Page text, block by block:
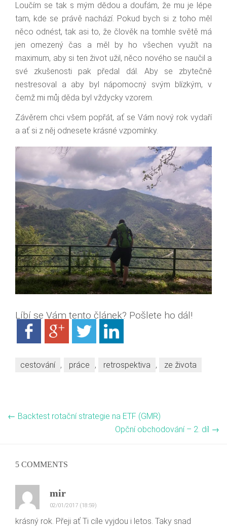
Loučím se tak s mým dědou a doufám, že mu je lépe
tam, kde se právě nachází. Pokud bych si z toho měl
něco odnést, tak asi to, že člověk na tomhle světě má
jen omezený čas a měl by ho všechen využít na
maximum, aby si ten život užil, něco nového se naučil a
své zkušenosti pak předal dál. Aby se zbytečně
nestresoval a aby byl nápomocný svým blízkým, v
čemž mi můj děda byl vždycky vzorem.
Závěrem chci všem popřát, ať se Vám nový rok vydaří
a ať si z něj odnesete krásné vzpomínky.
Líbí se Vám tento článek? Pošlete ho dál!
cestování , práce , retrospektiva , ze života
← Backtest rotační strategie na ETF (GMR)
Opční obchodování – 2. díl →
5 COMMENTS
mir
02/01/2017 (18:59)
krásný rok. Přeji ať Ti cíle vyjdou i letos. Taky snad